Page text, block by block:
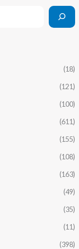
(18)
(121)
(100)
(611)
(155)
(108)
(163)
(49)
(35)
(11)
(398)